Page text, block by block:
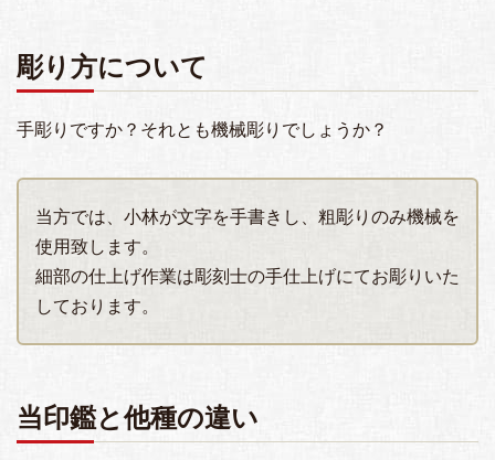
彫り方について
手彫りですか？それとも機械彫りでしょうか？
当方では、小林が文字を手書きし、粗彫りのみ機械を
使用致します。
細部の仕上げ作業は彫刻士の手仕上げにてお彫りいた
しております。
当印鑑と他種の違い